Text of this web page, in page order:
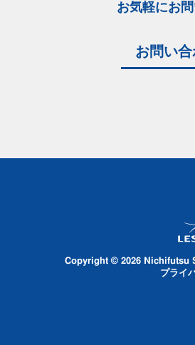
お気軽にお
お問い
Copyright © 2026 Nichifutsu
プライ